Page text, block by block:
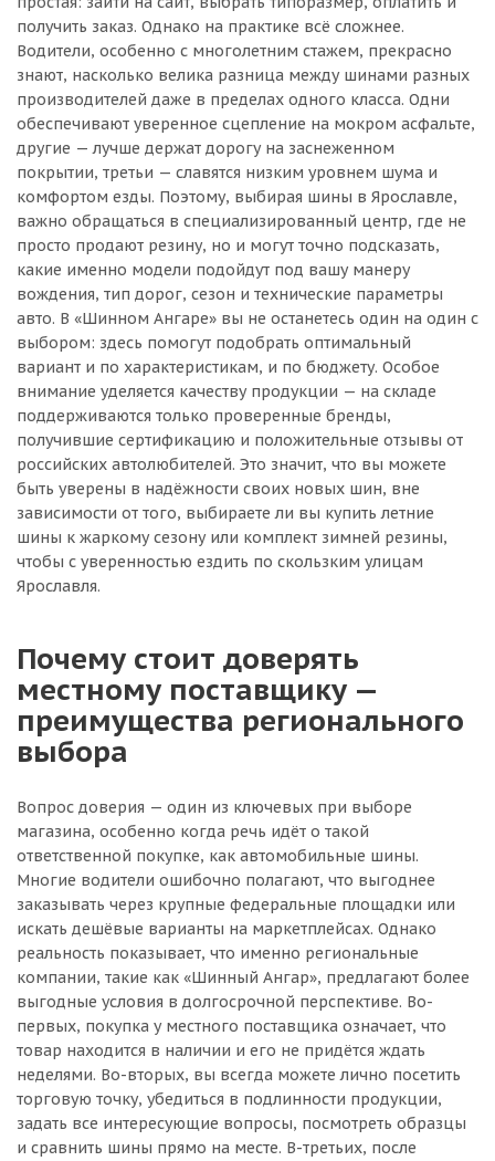
получить заказ. Однако на практике всё сложнее.
Водители, особенно с многолетним стажем, прекрасно
знают, насколько велика разница между шинами разных
производителей даже в пределах одного класса. Одни
обеспечивают уверенное сцепление на мокром асфальте,
другие — лучше держат дорогу на заснеженном
покрытии, третьи — славятся низким уровнем шума и
комфортом езды. Поэтому, выбирая шины в Ярославле,
важно обращаться в специализированный центр, где не
просто продают резину, но и могут точно подсказать,
какие именно модели подойдут под вашу манеру
вождения, тип дорог, сезон и технические параметры
авто. В «Шинном Ангаре» вы не останетесь один на один с
выбором: здесь помогут подобрать оптимальный
вариант и по характеристикам, и по бюджету. Особое
внимание уделяется качеству продукции — на складе
поддерживаются только проверенные бренды,
получившие сертификацию и положительные отзывы от
российских автолюбителей. Это значит, что вы можете
быть уверены в надёжности своих новых шин, вне
зависимости от того, выбираете ли вы купить летние
шины к жаркому сезону или комплект зимней резины,
чтобы с уверенностью ездить по скользким улицам
Ярославля.
Почему стоит доверять
местному поставщику —
преимущества регионального
выбора
Вопрос доверия — один из ключевых при выборе
магазина, особенно когда речь идёт о такой
ответственной покупке, как автомобильные шины.
Многие водители ошибочно полагают, что выгоднее
заказывать через крупные федеральные площадки или
искать дешёвые варианты на маркетплейсах. Однако
реальность показывает, что именно региональные
компании, такие как «Шинный Ангар», предлагают более
выгодные условия в долгосрочной перспективе. Во-
первых, покупка у местного поставщика означает, что
товар находится в наличии и его не придётся ждать
неделями. Во-вторых, вы всегда можете лично посетить
торговую точку, убедиться в подлинности продукции,
задать все интересующие вопросы, посмотреть образцы
и сравнить шины прямо на месте. В-третьих, после